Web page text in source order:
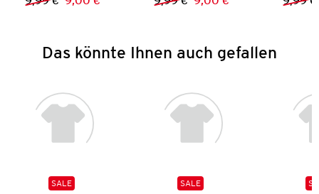
Vorheriger Preis:
Neuer Preis: Vorheriger Preis:
Neuer Preis:
Das könnte Ihnen auch gefallen
SALE
SALE